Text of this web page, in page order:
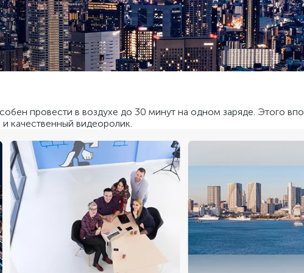
провести в воздухе до 30 минут на одном заряде. Этого
качественный видеоролик.